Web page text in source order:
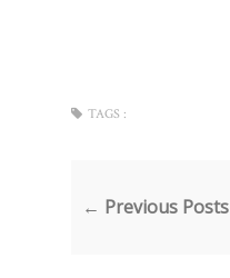
TAGS :
← Previous Posts